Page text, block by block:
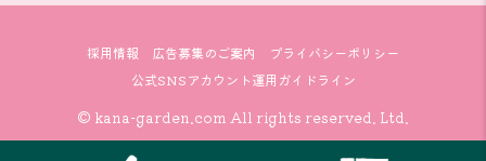
採用情報 広告募集のご案内
プライバシーポリシー
公式SNSアカウント運用ガイドライン
© kana-garden.com All rights reserved. Ltd.